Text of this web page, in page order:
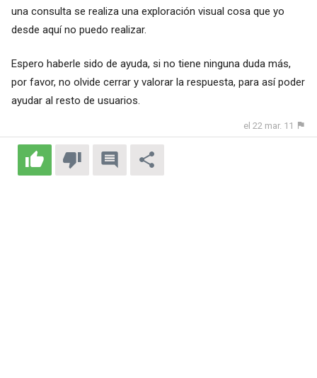
una consulta se realiza una exploración visual cosa que yo
desde aquí no puedo realizar.
Espero haberle sido de ayuda, si no tiene ninguna duda más,
por favor, no olvide cerrar y valorar la respuesta, para así poder
ayudar al resto de usuarios.
el 22 mar. 11